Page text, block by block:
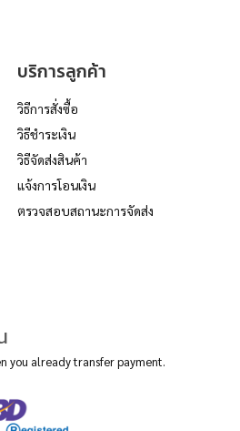
บริการลูกค้า
วิธีการสั่งซื้อ
วิธีชำระเงิน
วิธีจัดส่งสินค้า
แจ้งการโอนเงิน
ตรวจสอบสถานะการจัดส่ง
you already transfer payment.